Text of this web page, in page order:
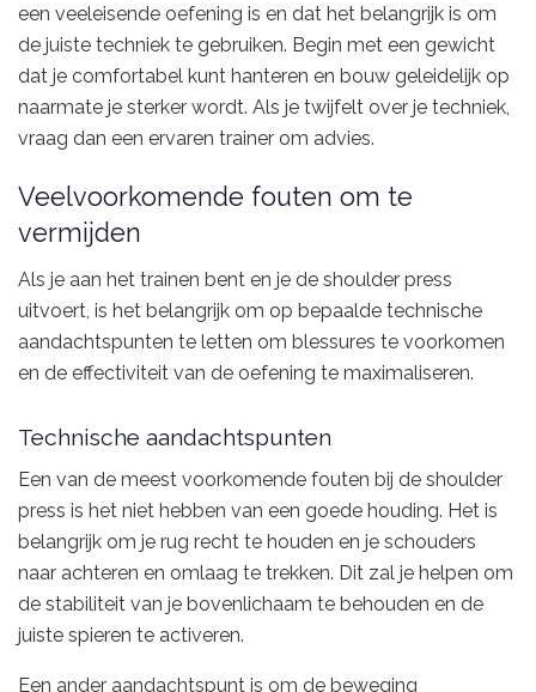
een veeleisende oefening is en dat het belangrijk is om
de juiste techniek te gebruiken. Begin met een gewicht
dat je comfortabel kunt hanteren en bouw geleidelijk op
naarmate je sterker wordt. Als je twijfelt over je techniek,
vraag dan een ervaren trainer om advies.
Veelvoorkomende fouten om te
vermijden
Als je aan het trainen bent en je de shoulder press
uitvoert, is het belangrijk om op bepaalde technische
aandachtspunten te letten om blessures te voorkomen
en de effectiviteit van de oefening te maximaliseren.
Technische aandachtspunten
Een van de meest voorkomende fouten bij de shoulder
press is het niet hebben van een goede houding. Het is
belangrijk om je rug recht te houden en je schouders
naar achteren en omlaag te trekken. Dit zal je helpen om
de stabiliteit van je bovenlichaam te behouden en de
juiste spieren te activeren.
Een ander aandachtspunt is om de beweging